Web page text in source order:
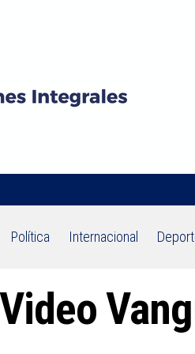
Política Internacional